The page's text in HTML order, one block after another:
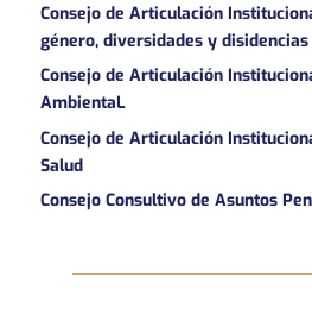
Consejo de Articulación
género, diversidades y disidencias
Consejo de Articulación
AmbientaL
Consejo de Articulación
Salud
Consejo Consultivo de Asuntos